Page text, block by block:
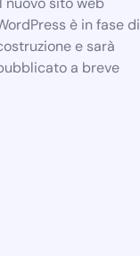
è in fase di
e sarà
a breve